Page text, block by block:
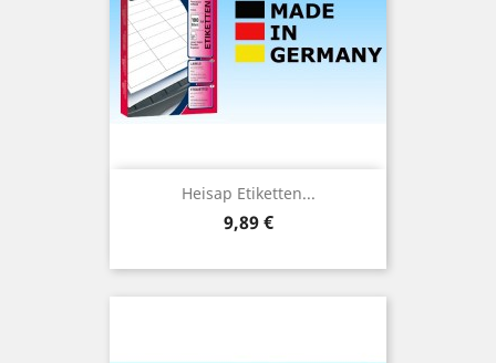
Heisap Etiketten...
Preis
9,89 €